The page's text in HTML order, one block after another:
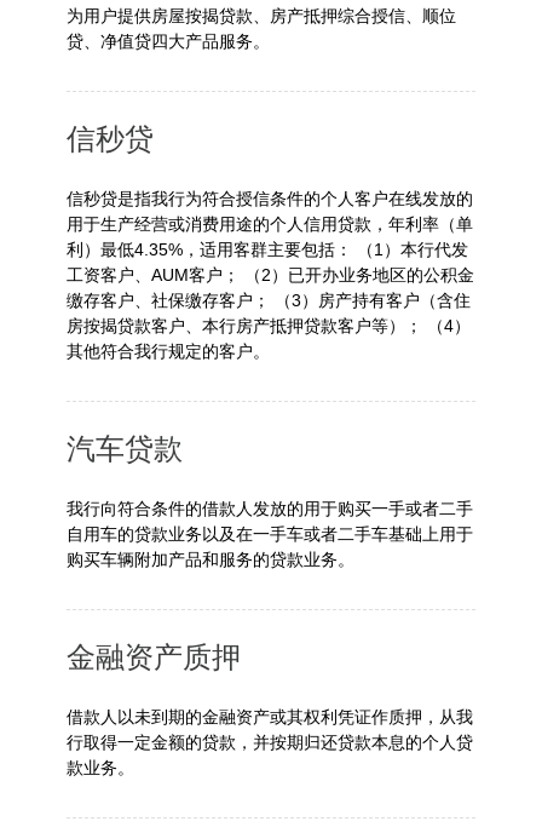
为用户提供房屋按揭贷款、房产抵押综合授信、顺位
贷、净值贷四大产品服务。
信秒贷
信秒贷是指我行为符合授信条件的个人客户在线发放的
用于生产经营或消费用途的个人信用贷款，年利率（单
利）最低4.35%，适用客群主要包括： （1）本行代发
工资客户、AUM客户； （2）已开办业务地区的公积金
缴存客户、社保缴存客户； （3）房产持有客户（含住
房按揭贷款客户、本行房产抵押贷款客户等）； （4）
其他符合我行规定的客户。
汽车贷款
我行向符合条件的借款人发放的用于购买一手或者二手
自用车的贷款业务以及在一手车或者二手车基础上用于
购买车辆附加产品和服务的贷款业务。
金融资产质押
借款人以未到期的金融资产或其权利凭证作质押，从我
行取得一定金额的贷款，并按期归还贷款本息的个人贷
款业务。